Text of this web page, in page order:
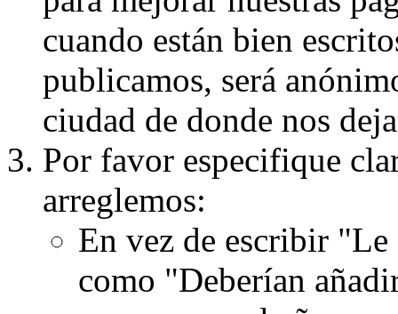
cuando están bien
publicamos, será
ciudad de donde nos
Por favor especifique
arreglemos:
En vez de escribir
como "Deberían